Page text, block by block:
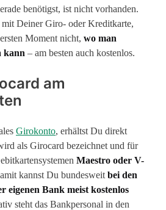
benötigst, ist nicht vorhanden.
Deiner Giro- oder Kreditkarte,
Moment nicht, wo man
kann – am besten auch kostenlos.
am
Girokonto, erhältst Du direkt
als Girocard bezeichnet und für
Maestro oder V-
kannst Du bundesweit bei den
eigenen Bank meist kostenlos
steht das Bankpersonal in den